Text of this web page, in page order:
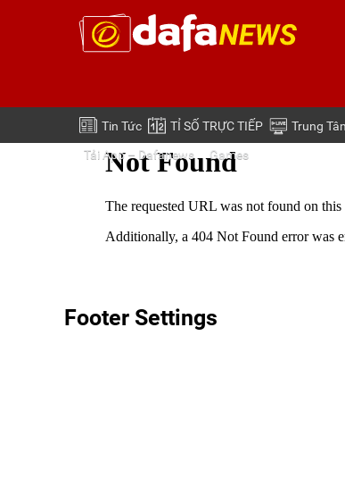
Tin Tức TỈ SỐ TRỰC TIẾP Trung
Tải App – Dafanews
Games
Footer Settings